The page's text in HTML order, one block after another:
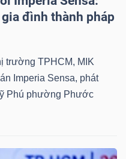
đình thành pháp
trường TPHCM, MIK
Imperia Sensa, phát
Phú phường Phước
liên quan Cổ đông lớn